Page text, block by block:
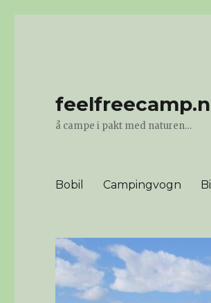
å campe i pakt med naturen…
Bobil Campingvogn Bil